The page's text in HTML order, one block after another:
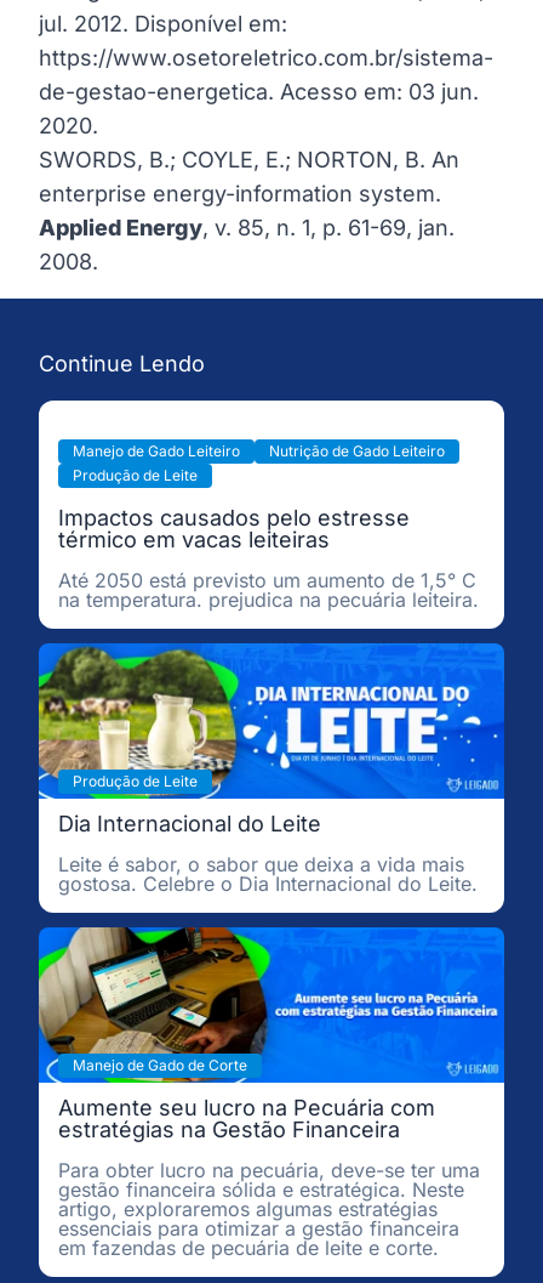
jul. 2012. Disponível em:
https://www.osetoreletrico.com.br/sistema-
de-gestao-energetica. Acesso em: 03 jun.
2020.
SWORDS, B.; COYLE, E.; NORTON, B. An
enterprise energy-information system.
Applied Energy, v. 85, n. 1, p. 61-69, jan.
2008.
Continue Lendo
Manejo de Gado Leiteiro
Nutrição de Gado Leiteiro
Produção de Leite
Impactos causados pelo estresse
térmico em vacas leiteiras
Até 2050 está previsto um aumento de 1,5° C
na temperatura. prejudica na pecuária leiteira.
Produção de Leite
Dia Internacional do Leite
Leite é sabor, o sabor que deixa a vida mais
gostosa. Celebre o Dia Internacional do Leite.
Manejo de Gado de Corte
Aumente seu lucro na Pecuária com
estratégias na Gestão Financeira
Para obter lucro na pecuária, deve-se ter uma
gestão financeira sólida e estratégica. Neste
artigo, exploraremos algumas estratégias
essenciais para otimizar a gestão financeira
em fazendas de pecuária de leite e corte.